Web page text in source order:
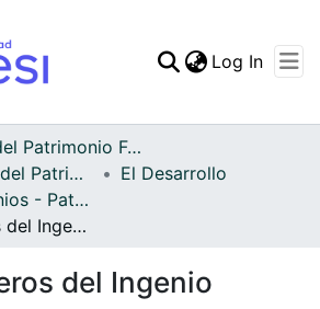
Statistics
Log In
Archivo del Patrimonio Fotográfico y Fílmico del Valle del Cauca
Fondo Archivo del Patrimonio Fotográfico y Fílmico del Valle del Cauca
El Desarrollo
APFFVC - Ingenios - Patrimonial
Carros cañeros del Ingenio Manuelita
del Ingenio